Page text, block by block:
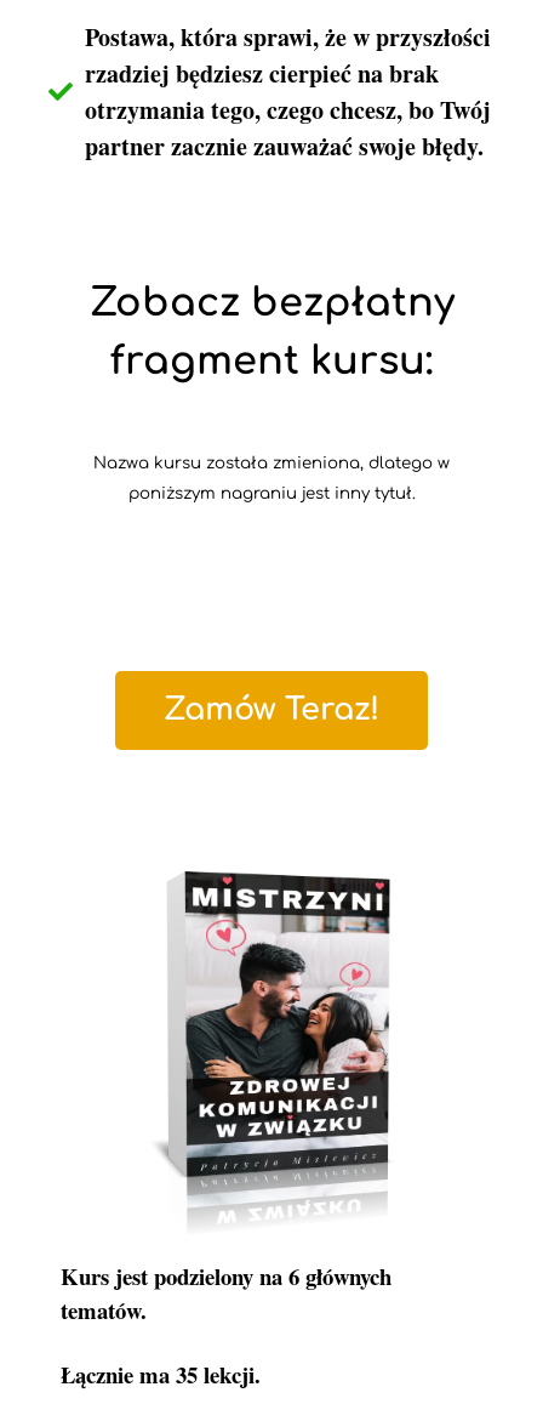
Postawa, która sprawi, że w przyszłości
rzadziej będziesz cierpieć na brak
otrzymania tego, czego chcesz, bo Twój
partner zacznie zauważać swoje błędy.
Zobacz bezpłatny
fragment kursu:
Nazwa kursu została zmieniona, dlatego w
poniższym nagraniu jest inny tytuł.
Zamów Teraz!
Kurs jest podzielony na 6 głównych
tematów.
Łącznie ma 35 lekcji.